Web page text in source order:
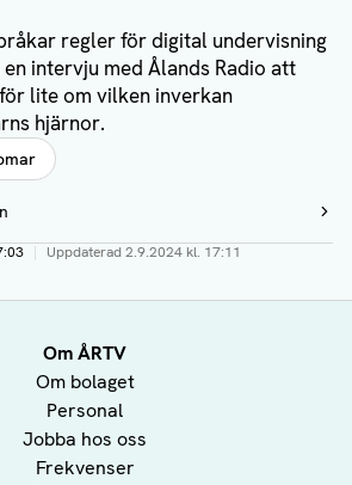
regler för digital undervisning
intervju med Ålands Radio att
lite om vilken inverkan
hjärnor.
| Uppdaterad2.9.2024 kl. 17:11
Om ÅRTV
Om bolaget
Personal
Jobba hos oss
Frekvenser